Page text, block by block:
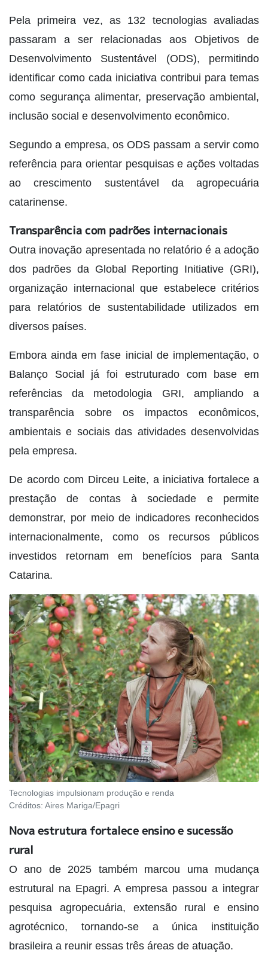
Pela primeira vez, as 132 tecnologias avaliadas
passaram a ser relacionadas aos Objetivos de
Desenvolvimento Sustentável (ODS), permitindo
identificar como cada iniciativa contribui para temas
como segurança alimentar, preservação ambiental,
inclusão social e desenvolvimento econômico.
Segundo a empresa, os ODS passam a servir como
referência para orientar pesquisas e ações voltadas
ao crescimento sustentável da agropecuária
catarinense.
Transparência com padrões internacionais
Outra inovação apresentada no relatório é a adoção
dos padrões da Global Reporting Initiative (GRI),
organização internacional que estabelece critérios
para relatórios de sustentabilidade utilizados em
diversos países.
Embora ainda em fase inicial de implementação, o
Balanço Social já foi estruturado com base em
referências da metodologia GRI, ampliando a
transparência sobre os impactos econômicos,
ambientais e sociais das atividades desenvolvidas
pela empresa.
De acordo com Dirceu Leite, a iniciativa fortalece a
prestação de contas à sociedade e permite
demonstrar, por meio de indicadores reconhecidos
internacionalmente, como os recursos públicos
investidos retornam em benefícios para Santa
Catarina.
Tecnologias impulsionam produção e renda
Créditos: Aires Mariga/Epagri
Nova estrutura fortalece ensino e sucessão
rural
O ano de 2025 também marcou uma mudança
estrutural na Epagri. A empresa passou a integrar
pesquisa agropecuária, extensão rural e ensino
agrotécnico, tornando-se a única instituição
brasileira a reunir essas três áreas de atuação.